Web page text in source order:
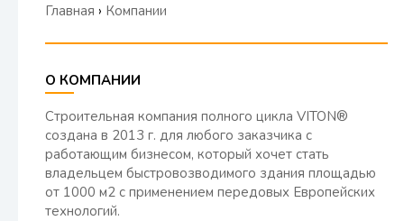
Главная › Компании
О КОМПАНИИ
Строительная компания полного цикла VITON®
создана в 2013 г. для любого заказчика с
работающим бизнесом, который хочет стать
владельцем быстровозводимого здания площадью
от 1000 м2 с применением передовых Европейских
технологий.